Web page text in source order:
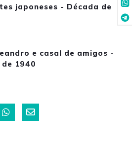
japoneses - Década de
e casal de amigos -
1940